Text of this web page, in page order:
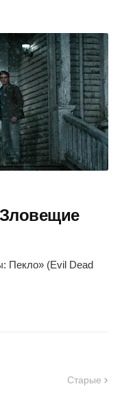
Пекло» (Evil Dead
Старые